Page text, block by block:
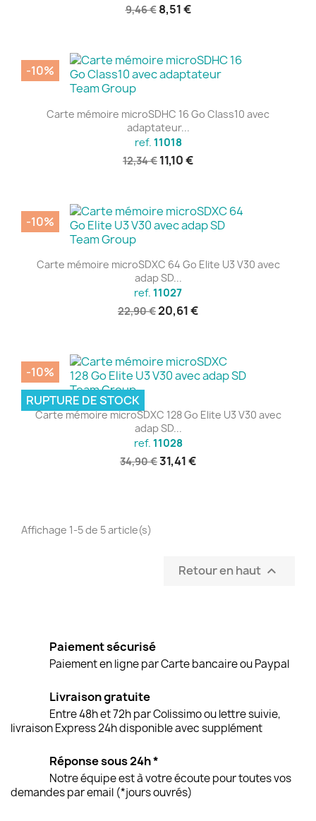
9,46 € 8,51 €
Carte mémoire microSDHC 16 Go Class10 avec
adaptateur...
ref. 11018
12,34 € 11,10 €
-10%
Carte mémoire microSDXC 64 Go Elite U3 V30 avec
adap SD...
ref. 11027
22,90 €20,61 €
-10%
Carte mémoire microSDXC 128 Go Elite U3 V30 avec
adap SD...
ref. 11028
34,90 €31,41 €
-10%
RUPTURE DE STOCK
Affichage 1-5 de 5 article(s)
Retour en haut 
Paiement sécurisé
Paiement en ligne par Carte bancaire ou Paypal
Livraison gratuite
Entre 48h et 72h par Colissimo ou lettre suivie,
livraison Express 24h disponible avec supplément
Réponse sous 24h *
Notre équipe est à votre écoute pour toutes vos
demandes par email (*jours ouvrés)